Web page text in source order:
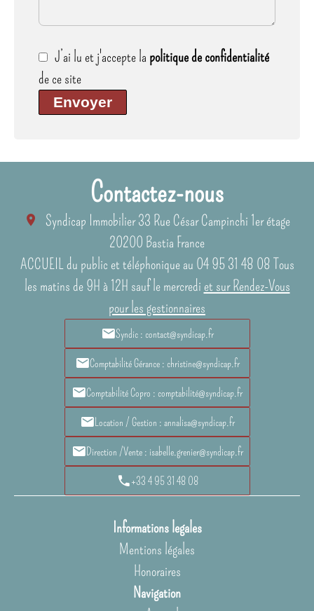
J’ai lu et j'accepte la politique de confidentialité
de ce site
Envoyer
Contactez-nous
Syndicap Immobilier33 Rue César Campinchi 1er étage
20200 Bastia France
ACCUEIL du public et téléphonique au 04 95 31 48 08 Tous
les matins de 9H à 12H sauf le mercredi et sur Rendez-Vous
pour les gestionnaires
Syndic : contact@syndicap.fr
Comptabilité Gérance : christine@syndicap.fr
Comptabilité Copro : comptabilité@syndicap.fr
Location / Gestion : annalisa@syndicap.fr
Direction /Vente : isabelle.grenier@syndicap.fr
+33 4 95 31 48 08
Informations legales
Mentions légales
Honoraires
Navigation